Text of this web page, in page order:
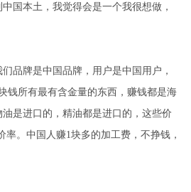
国本土，我觉得会是一个我很想做，
品牌是中国品牌，用户是中国用户，
钱所有最有含金量的东西，赚钱都是海
是进口的，精油都是进口的，这些价
率。中国人赚1块多的加工费，不挣钱，